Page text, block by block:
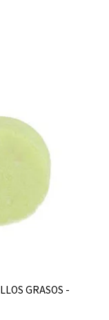
GRASOS -